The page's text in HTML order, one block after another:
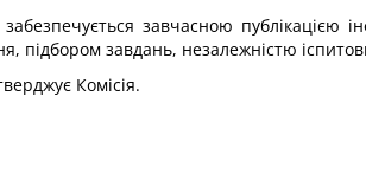
завчасною публікацією
підбором завдань, незалежністю
Комісія.